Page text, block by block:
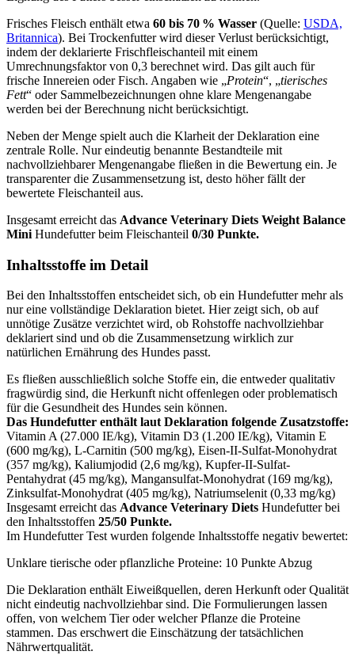
Frisches Fleisch enthält etwa 60 bis 70 % Wasser (Quelle: USDA,
Britannica). Bei Trockenfutter wird dieser Verlust berücksichtigt,
indem der deklarierte Frischfleischanteil mit einem
Umrechnungsfaktor von 0,3 berechnet wird. Das gilt auch für
frische Innereien oder Fisch. Angaben wie „Protein“, „tierisches
Fett“ oder Sammelbezeichnungen ohne klare Mengenangabe
werden bei der Berechnung nicht berücksichtigt.
Neben der Menge spielt auch die Klarheit der Deklaration eine
zentrale Rolle. Nur eindeutig benannte Bestandteile mit
nachvollziehbarer Mengenangabe fließen in die Bewertung ein. Je
transparenter die Zusammensetzung ist, desto höher fällt der
bewertete Fleischanteil aus.
Insgesamt erreicht das Advance Veterinary Diets Weight Balance
Mini Hundefutter beim Fleischanteil 0/30 Punkte.
Inhaltsstoffe im Detail
Bei den Inhaltsstoffen entscheidet sich, ob ein Hundefutter mehr als
nur eine vollständige Deklaration bietet. Hier zeigt sich, ob auf
unnötige Zusätze verzichtet wird, ob Rohstoffe nachvollziehbar
deklariert sind und ob die Zusammensetzung wirklich zur
natürlichen Ernährung des Hundes passt.
Es fließen ausschließlich solche Stoffe ein, die entweder qualitativ
fragwürdig sind, die Herkunft nicht offenlegen oder problematisch
für die Gesundheit des Hundes sein können.
Das Hundefutter enthält laut Deklaration folgende Zusatzstoffe:
Vitamin A (27.000 IE/kg), Vitamin D3 (1.200 IE/kg), Vitamin E
(600 mg/kg), L-Carnitin (500 mg/kg), Eisen-II-Sulfat-Monohydrat
(357 mg/kg), Kaliumjodid (2,6 mg/kg), Kupfer-II-Sulfat-
Pentahydrat (45 mg/kg), Mangansulfat-Monohydrat (169 mg/kg),
Zinksulfat-Monohydrat (405 mg/kg), Natriumselenit (0,33 mg/kg)
Insgesamt erreicht das Advance Veterinary Diets Hundefutter bei
den Inhaltsstoffen 25/50 Punkte.
Im Hundefutter Test wurden folgende Inhaltsstoffe negativ bewertet:
Unklare tierische oder pflanzliche Proteine: 10 Punkte Abzug
Die Deklaration enthält Eiweißquellen, deren Herkunft oder Qualität
nicht eindeutig nachvollziehbar sind. Die Formulierungen lassen
offen, von welchem Tier oder welcher Pflanze die Proteine
stammen. Das erschwert die Einschätzung der tatsächlichen
Nährwertqualität.